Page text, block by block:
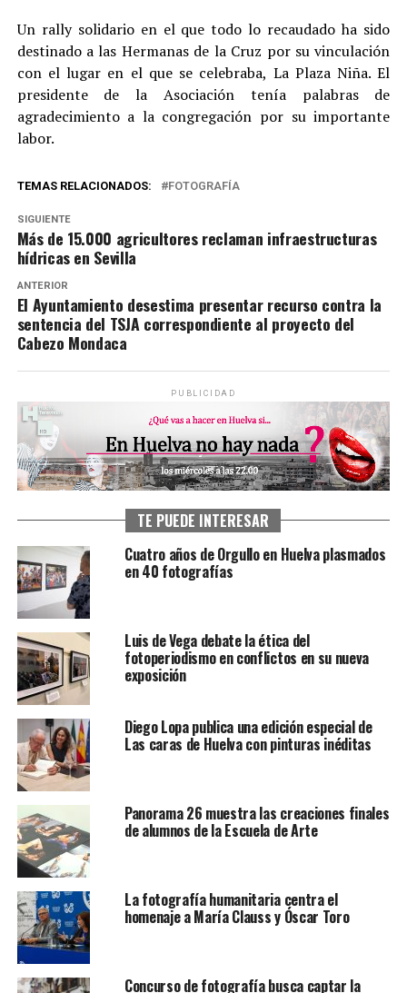
Un rally solidario en el que todo lo recaudado ha sido
destinado a las Hermanas de la Cruz por su vinculación
con el lugar en el que se celebraba, La Plaza Niña. El
presidente de la Asociación tenía palabras de
agradecimiento a la congregación por su importante
labor.
TEMAS RELACIONADOS: FOTOGRAFÍA
SIGUIENTE
Más de 15.000 agricultores reclaman infraestructuras
hídricas en Sevilla
ANTERIOR
El Ayuntamiento desestima presentar recurso contra la
sentencia del TSJA correspondiente al proyecto del
Cabezo Mondaca
PUBLICIDAD
TE PUEDE INTERESAR
Cuatro años de Orgullo en Huelva plasmados
en 40 fotografías
Luis de Vega debate la ética del
fotoperiodismo en conflictos en su nueva
exposición
Diego Lopa publica una edición especial de
Las caras de Huelva con pinturas inéditas
Panorama 26 muestra las creaciones finales
de alumnos de la Escuela de Arte
La fotografía humanitaria centra el
homenaje a María Clauss y Óscar Toro
Concurso de fotografía busca captar la